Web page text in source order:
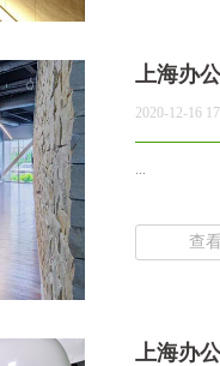
上海办
2020-12-16
...
查
上海办